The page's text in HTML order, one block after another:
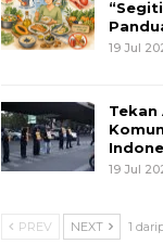
19 Jul
Tekan
19 Jul
PREV NEXT 1